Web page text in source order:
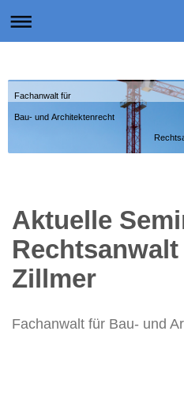
Fachanwalt für
Bau- und Architektenrecht
Rechtsanwalt
Aktuelle
Zillmer
Fachanwalt für Bau- und